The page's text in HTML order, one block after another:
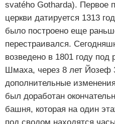
svatého Gotharda). Первое
церкви датируется 1313
было построено еще
перестраивался.
возведено в 1801 году под
Шмаха, через 8 лет Йозеф
дополнительные
был доработан
башня, которая на один